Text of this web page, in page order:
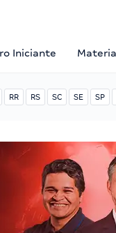
Iniciante
RR RS SC SE SP